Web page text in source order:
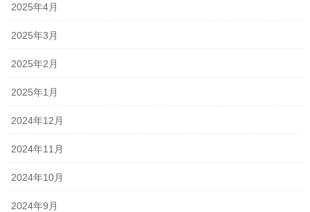
2025年4月
2025年3月
2025年2月
2025年1月
2024年12月
2024年11月
2024年10月
2024年9月